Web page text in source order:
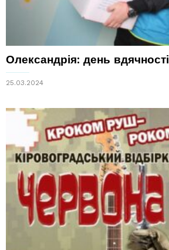
Олександрія: день вдячності
25.03.2024